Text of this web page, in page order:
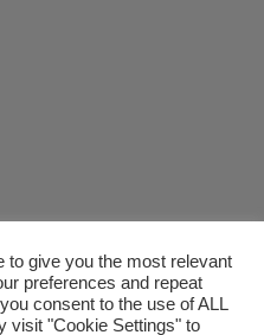
PostepaySepa
Bank
Cash
to give you the most relevant
preferences and repeat
consent to the use of ALL
visit "Cookie Settings" to